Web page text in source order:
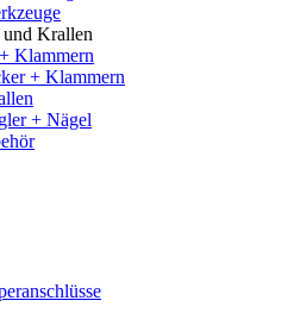
Krallen
Klammern
+ Klammern
+ Nägel